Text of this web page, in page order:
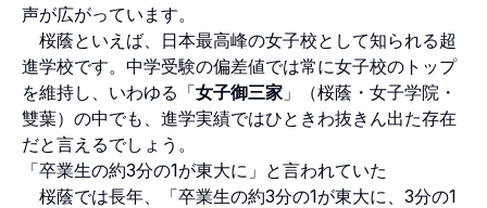
声が広がっています。
桜蔭といえば、日本最高峰の女子校として知られる超
進学校です。中学受験の偏差値では常に女子校のトップ
を維持し、いわゆる「女子御三家 」（桜蔭・女子学院・
雙葉）の中でも、進学実績ではひときわ抜きん出た存在
だと言えるでしょう。
「卒業生の約3分の1が東大に」と言われていた
桜蔭では長年、「卒業生の約3分の1が東大に、3分の1